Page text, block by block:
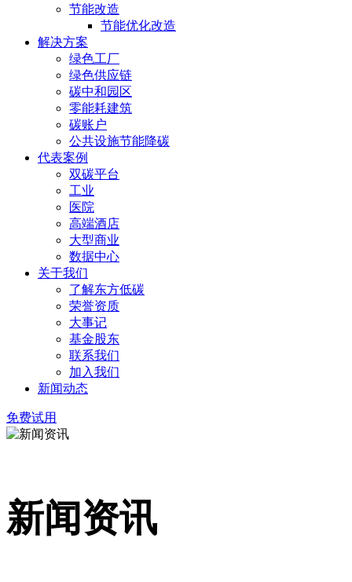
节能改造
节能优化改造
解决方案
绿色工厂
绿色供应链
碳中和园区
零能耗建筑
碳账户
公共设施节能降碳
代表案例
双碳平台
工业
医院
高端酒店
大型商业
数据中心
关于我们
了解东方低碳
荣誉资质
大事记
基金股东
联系我们
加入我们
新闻动态
免费试用
新闻资讯